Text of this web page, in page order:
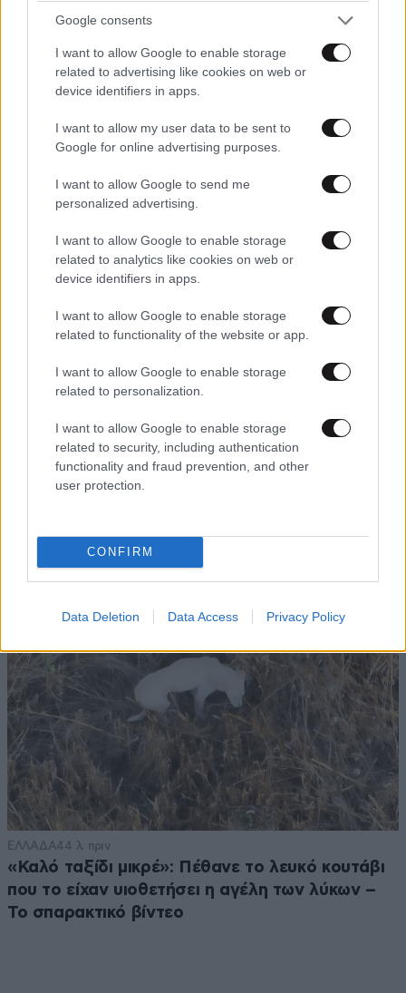
Google consents
I want to allow Google to enable storage
related to advertising like cookies on web or
device identifiers in apps.
I want to allow my user data to be sent to
Google for online advertising purposes.
I want to allow Google to send me
personalized advertising.
I want to allow Google to enable storage
related to analytics like cookies on web or
device identifiers in apps.
I want to allow Google to enable storage
related to functionality of the website or app.
I want to allow Google to enable storage
related to personalization.
I want to allow Google to enable storage
related to security, including authentication
functionality and fraud prevention, and other
user protection.
CONFIRM
Data Deletion Data Access Privacy Policy
ΠΕΡΙΒΑΛΛΟΝ3 ω. πριν
Οι καρχαρίες τίγρεις και τα απίστευτα που
έχουν βρει στα στομάχια τους: Αντιλόπες,
σκυλιά, προφυλαχτικά, τηλεοράσεις και
LIFESTYLE2 ω. πριν
για τα γενέθλιά της
ΕΛΛΑΔΑ44 λ. πριν
«Καλό ταξίδι μικρέ»: Πέθανε το λευκό κουτάβι
που το είχαν υιοθετήσει η αγέλη των λύκων –
Το σπαρακτικό βίντεο